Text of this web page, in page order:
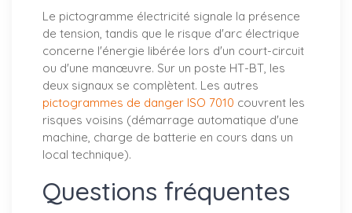
Le pictogramme électricité signale la présence
de tension, tandis que le risque d'arc électrique
concerne l'énergie libérée lors d'un court-circuit
ou d'une manœuvre. Sur un poste HT-BT, les
deux signaux se complètent. Les autres
pictogrammes de danger ISO 7010 couvrent les
risques voisins (démarrage automatique d'une
machine, charge de batterie en cours dans un
local technique).
Questions fréquentes